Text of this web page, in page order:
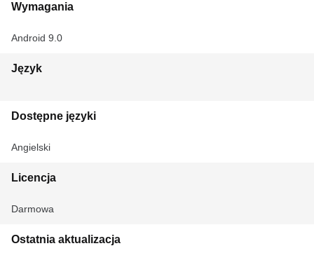
Wymagania
Android 9.0
Język
Dostępne języki
Angielski
Licencja
Darmowa
Ostatnia aktualizacja